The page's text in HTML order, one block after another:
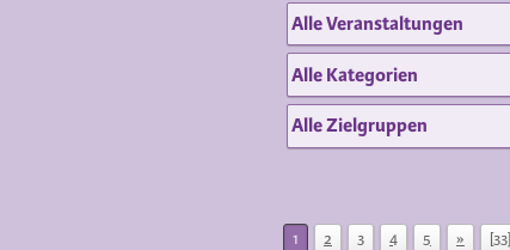
1 2 3 4 5 » [33]